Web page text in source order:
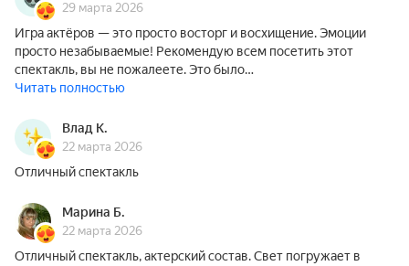
29 марта 2026
Игра актёров — это просто восторг и восхищение. Эмоции
просто незабываемые! Рекомендую всем посетить этот
спектакль, вы не пожалеете. Это было…
Читать полностью
Влад К.
22 марта 2026
Отличный спектакль
Марина Б.
22 марта 2026
Отличный спектакль, актерский состав. Свет погружает в